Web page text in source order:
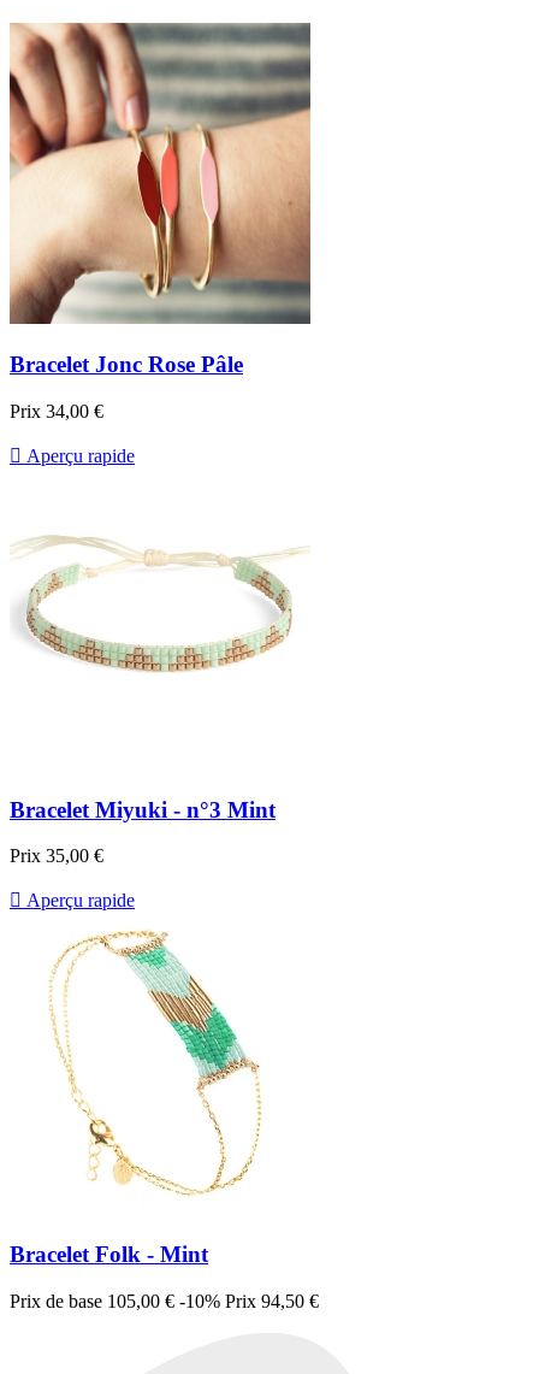
Bracelet Jonc Rose Pâle
Prix 34,00 €
 Aperçu rapide
Bracelet Miyuki - n°3 Mint
Prix 35,00 €
 Aperçu rapide
Bracelet Folk - Mint
Prix de base 105,00 € -10% Prix 94,50 €